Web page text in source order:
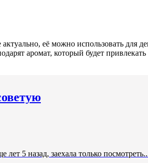
её можно использовать для
аромат, который будет
5 назад, заехала только